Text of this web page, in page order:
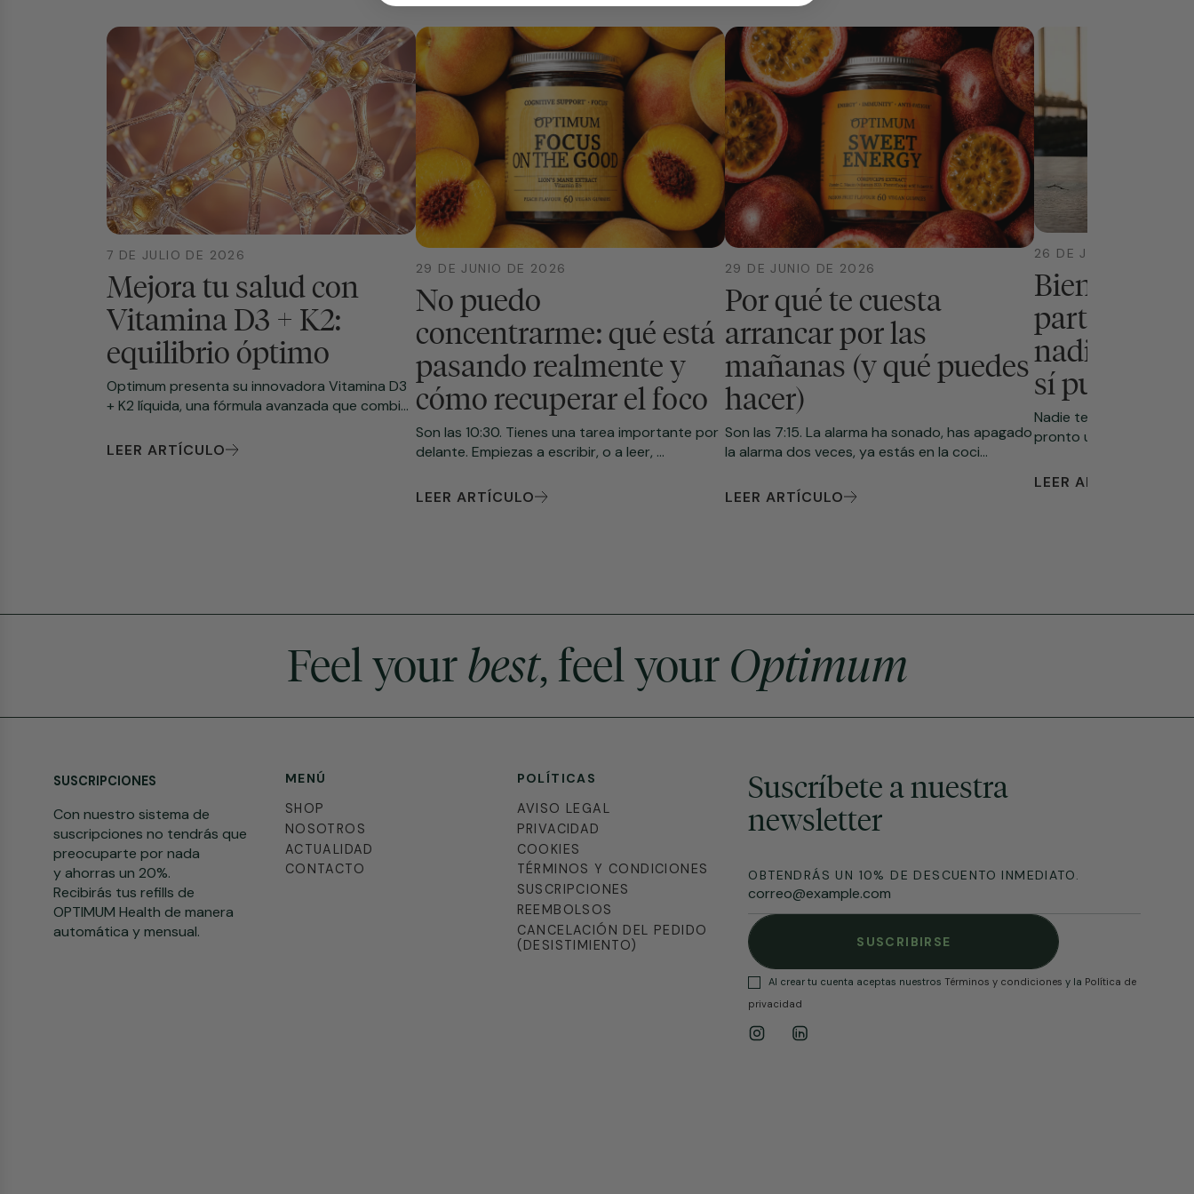
7 DE JULIO DE 2026
Mejora tu salud con
Vitamina D3 + K2:
equilibrio óptimo
Optimum presenta su innovadora Vitamina D3
+ K2 líquida, una fórmula avanzada que combi...
LEER ARTÍCULO
29 DE JUNIO DE 2026
No puedo
concentrarme: qué está
pasando realmente y
cómo recuperar el foco
Son las 10:30. Tienes una tarea importante por
delante. Empiezas a escribir, o a leer, ...
LEER ARTÍCULO
29 DE JUNIO DE 2026
Por qué te cuesta
arrancar por las
mañanas (y qué puedes
hacer)
Son las 7:15. La alarma ha sonado, has apagado
la alarma dos veces, ya estás en la coci...
LEER ARTÍCULO
26 DE JUNIO DE 2026
Bienestar
partir de
nadie te
sí puedes
Nadie te avisa
pronto un día en el
LEER ARTÍCULO
Feel yourbest, feel your Optimum
SUSCRIPCIONES
Con nuestro sistema de
suscripciones no tendrás que
preocuparte por nada
y ahorras un 20%.
Recibirás tus refills de
OPTIMUM Health de manera
automática y mensual.
MENÚ
SHOP
NOSOTROS
ACTUALIDAD
CONTACTO
POLÍTICAS
AVISO LEGAL
PRIVACIDAD
COOKIES
TÉRMINOS Y CONDICIONES
SUSCRIPCIONES
REEMBOLSOS
CANCELACIÓN DEL PEDIDO
(DESISTIMIENTO)
Suscríbete a nuestra
newsletter
OBTENDRÁS UN 10% DE DESCUENTO INMEDIATO.
SUSCRIBIRSE
Al crear tu cuenta aceptas nuestrosTérminos y condiciones y la Política de
privacidad